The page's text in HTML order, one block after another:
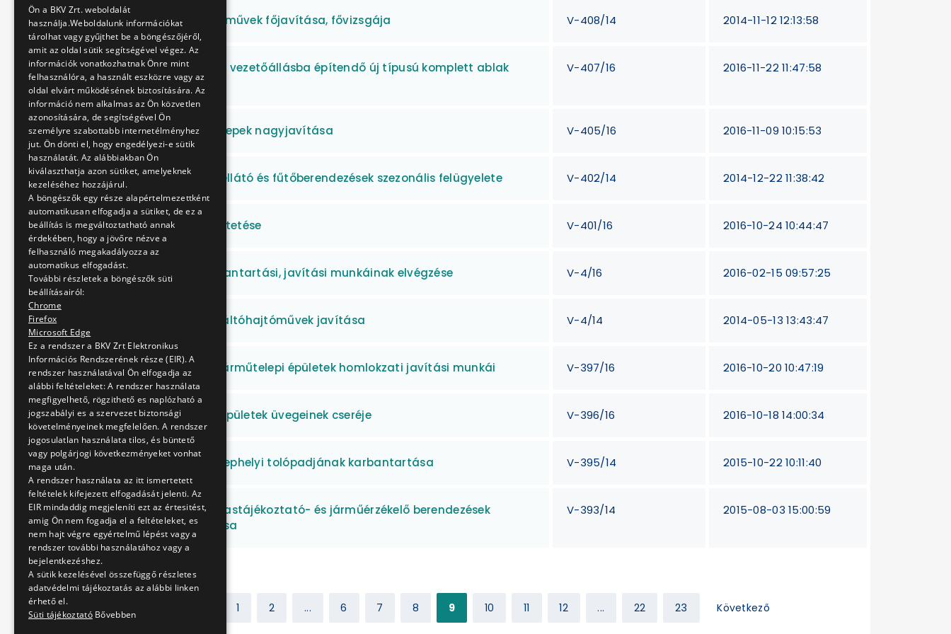
Metró teherszállító járművek főjavítása, fővizsgája V-408/14 2014-11-12 12:13:58
MFAV utastérbe illetve, vezetőállásba építendő új típusú komplett ablak
szállítása
V-407/16 2016-11-22 11:47:58
M1 felszíni szivattyútelepek nagyjavítása V-405/16 2016-11-09 10:15:53
Használati melegvíz-ellátó és fűtőberendezések szezonális felügyelete V-402/14 2014-12-22 11:38:42
D14 kompjárat üzemeltetése V-401/16 2016-10-24 10:44:47
Frekvenciaváltók karbantartási, javítási munkáinak elvégzése V-4/16 2016-02-15 09:57:25
GVM-WSSB villamos váltóhajtóművek javítása V-4/14 2014-05-13 13:43:47
Angyalföldi villamos járműtelepi épületek homlokzati javítási munkái V-397/16 2016-10-20 10:47:19
Fehér úti járműtelepi épületek üvegeinek cseréje V-396/16 2016-10-18 14:00:34
Fogaskerekű vasút telephelyi tolópadjának karbantartása V-395/14 2015-10-22 10:11:40
Menetrendi indító-, utastájékoztató- és járműérzékelő berendezések
karbantartása, javítása
V-393/14 2015-08-03 15:00:59
1 2 ... 6 7 8 9 10 11 12 ... 22 23 Következő
Ön a BKV Zrt. weboldalát
használja.Weboldalunk információkat
tárolhat vagy gyűjthet be a böngészőjéről,
amit az oldal sütik segítségével végez. Az
információk vonatkozhatnak Önre mint
felhasználóra, a használt eszközre vagy az
oldal elvárt működésének biztosítására. Az
információ nem alkalmas az Ön közvetlen
azonosítására, de segítségével Ön
személyre szabottabb internetélményhez
jut. Ön dönti el, hogy engedélyezi-e sütik
használatát. Az alábbiakban Ön
kiválaszthatja azon sütiket, amelyeknek
kezeléséhez hozzájárul.
A böngészők egy része alapértelmezettként
automatikusan elfogadja a sütiket, de ez a
beállítás is megváltoztatható annak
érdekében, hogy a jövőre nézve a
felhasználó megakadályozza az
automatikus elfogadást.
További részletek a böngészők süti
beállításairól:
Chrome
Firefox
Microsoft Edge
Ez a rendszer a BKV Zrt Elektronikus
Információs Rendszerének része (EIR). A
rendszer használatával Ön elfogadja az
alábbi feltételeket: A rendszer használata
megfigyelhető, rögzithető es naplózható a
jogszabályi es a szervezet biztonsági
követelményeinek megfelelően. A rendszer
jogosulatlan használata tilos, és büntető
vagy polgárjogi következményeket vonhat
maga után.
A rendszer használata az itt ismertetett
feltételek kifejezett elfogadását jelenti. Az
EIR mindaddig megjeleníti ezt az értesitést,
amig Ön nem fogadja el a feltételeket, es
nem hajt végre egyértelmű lépést vagy a
rendszer további használatához vagy a
bejelentkezéshez.
A sütik kezelésével összefüggő részletes
adatvédelmi tájékoztatás az alábbi linken
érhető el.
Süti tájékoztató Bővebben